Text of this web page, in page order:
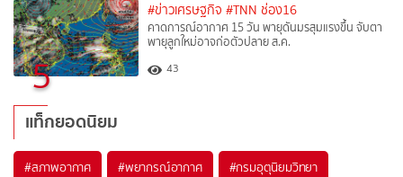
5
#ข่าวเศรษฐกิจ #TNN ช่อง16
คาดการณ์อากาศ 15 วัน พายุดันมรสุมแรงขึ้น จับตา
พายุลูกใหม่อาจก่อตัวปลาย ส.ค.
43
แท็กยอดนิยม
#สภาพอากาศ #พยากรณ์อากาศ #กรมอุตุนิยมวิทยา